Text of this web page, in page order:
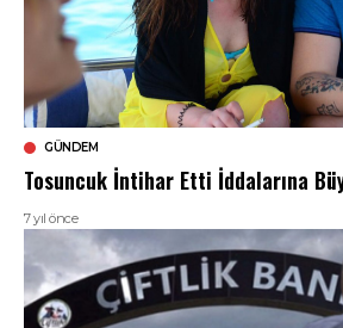
GÜNDEM
Tosuncuk İntihar Etti İddalarına
7 yıl önce